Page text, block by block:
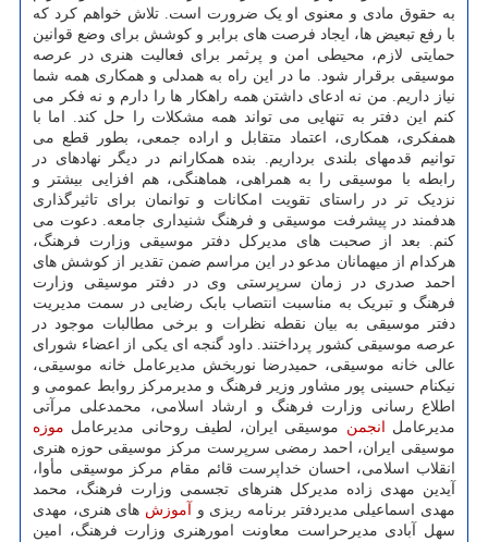
به حقوق مادی و معنوی او یک ضرورت است. تلاش خواهم کرد که
با رفع تبعیض ها، ایجاد فرصت های برابر و کوشش برای وضع قوانین
حمایتی لازم، محیطی امن و پرثمر برای فعالیت هنری در عرصه
موسیقی برقرار شود. ما در این راه به همدلی و همکاری همه شما
نیاز داریم. من نه ادعای داشتن همه راهکار ها را دارم و نه فکر می
کنم این دفتر به تنهایی می تواند همه مشکلات را حل کند. اما با
همفکری، همکاری، اعتماد متقابل و اراده جمعی، بطور قطع می
توانیم قدمهای بلندی برداریم. بنده همکارانم در دیگر نهادهای در
رابطه با موسیقی را به همراهی، هماهنگی، هم افزایی بیشتر و
نزدیک تر در راستای تقویت امکانات و توانمان برای تاثیرگذاری
هدفمند در پیشرفت موسیقی و فرهنگ شنیداری جامعه. دعوت می
کنم. بعد از صحبت های مدیرکل دفتر موسیقی وزارت فرهنگ،
هرکدام از میهمانان مدعو در این مراسم ضمن تقدیر از کوشش های
احمد صدری در زمان سرپرستی وی در دفتر موسیقی وزارت
فرهنگ و تبریک به مناسبت انتصاب بابک رضایی در سمت مدیریت
دفتر موسیقی به بیان نقطه نظرات و برخی مطالبات موجود در
عرصه موسیقی کشور پرداختند. داود گنجه ای یکی از اعضاء شورای
عالی خانه موسیقی، حمیدرضا نوربخش مدیرعامل خانه موسیقی،
نیکنام حسینی پور مشاور وزیر فرهنگ و مدیرمرکز روابط عمومی و
اطلاع رسانی وزارت فرهنگ و ارشاد اسلامی، محمدعلی مرآتی
مدیرعامل
انجمن موسیقی ایران، لطیف روحانی مدیرعامل موزه
موسیقی ایران، احمد رمضی سرپرست مرکز موسیقی حوزه هنری
انقلاب اسلامی، احسان خداپرست قائم مقام مرکز موسیقی مأوا،
آیدین مهدی زاده مدیرکل هنرهای تجسمی وزارت فرهنگ، محمد
مهدی اسماعیلی مدیردفتر برنامه ریزی و
آموزش های هنری، مهدی
سهل آبادی مدیرحراست معاونت امورهنری وزارت فرهنگ، امین